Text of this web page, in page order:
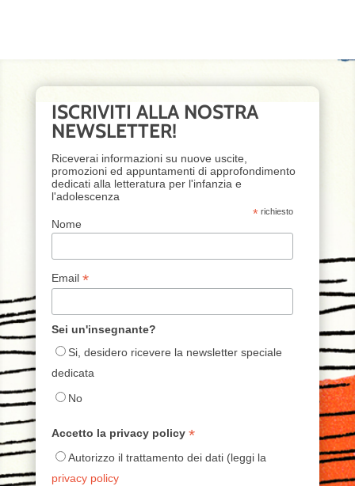
ISCRIVITI ALLA NOSTRA
NEWSLETTER!
Riceverai informazioni su nuove uscite,
promozioni ed appuntamenti di approfondimento
dedicati alla letteratura per l'infanzia e
l'adolescenza
* richiesto
Nome
Email *
Sei un'insegnante?
Si, desidero ricevere la newsletter speciale
dedicata
No
Accetto la privacy policy *
Autorizzo il trattamento dei dati (leggi la
privacy policy